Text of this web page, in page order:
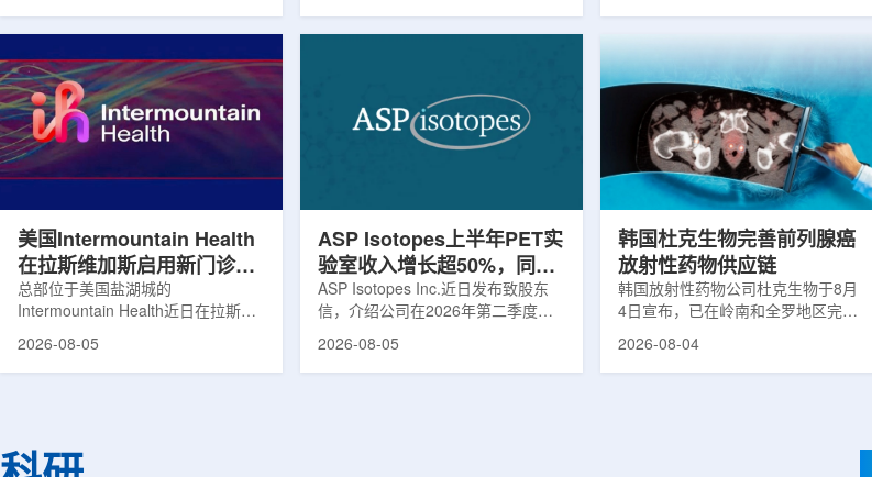
中国科学院合肥物质科学研究院副院
长宋云涛，中科离子董事长刘璐，总
经理陈永华，副总经理丁开忠、李
俊、光若怀陪同。韩冰一行详细了解
中科离子产业布局、经营情况，重点
围绕核医疗及高端装备关键技术突
任杨传盛主持。赣州市卫生健康委员
会副主任傅伟、中华医学会核医学分
会主任委员汪静、赣州市肿瘤医院党
书，双方计划围绕基于容积成像的精
准放射治疗解决方案开展合作探讨。
根据意向书，双方拟研究将三星移动
CT扫描仪BodyTom与Accuray机器
人放射外科平台CyberKnife相结合。
该合作方向旨在把高分辨率三维成像
能力与图像引导机器人放射外科技术
连接起来，使医务人员能够更准确地
美国Intermountain Health
在拉斯维加斯启用新门诊诊
所，配置PET/CT和直线加
速器
总部位于美国盐湖城的
Intermountain Health近日在拉斯维
加斯西南部启用一座新的门诊诊所。
开放日活动后正式开放。该诊所整合
2026-08-05
ASP Isotopes上半年PET实
验室收入增长超50%，同位
素浓缩设施推进商业生产
ASP Isotopes Inc.近日发布致股东
信，介绍公司在2026年第二季度财
务业绩公布前各业务板块的运营进
2026-08-05
韩国杜克生物完善前列腺癌
放射性药物供应链
韩国放射性药物公司杜克生物于8月
4日宣布，已在岭南和全罗地区完成
前列腺癌诊断用放射性药物
2026-08-04